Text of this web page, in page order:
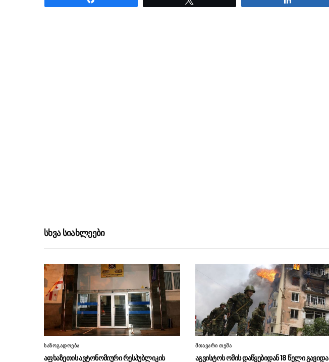
სხვა სიახლეები
საზოგადოება
აფხაზეთის ავტონომიური რესპუბლიკის
მთავარი თემა
აგვისტოს ომის დაწყებიდან 18 წელი გავიდა